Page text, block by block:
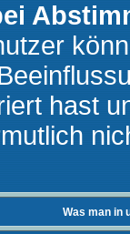
hast
Was man in